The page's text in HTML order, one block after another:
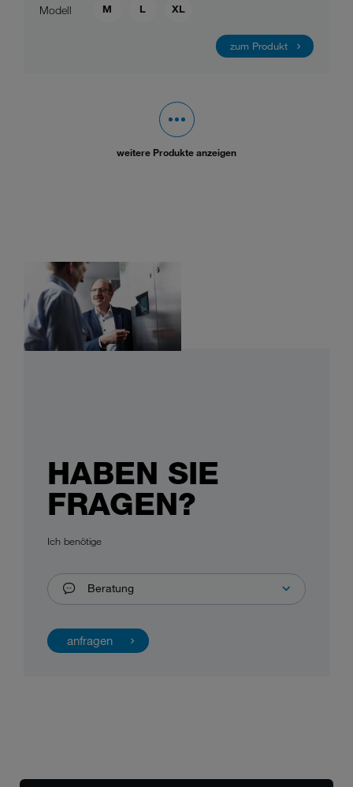
Modell M L XL
zum Produkt
weitere Produkte anzeigen
HABEN SIE
FRAGEN?
Ich benötige
Beratung